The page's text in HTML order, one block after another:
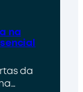
na
da